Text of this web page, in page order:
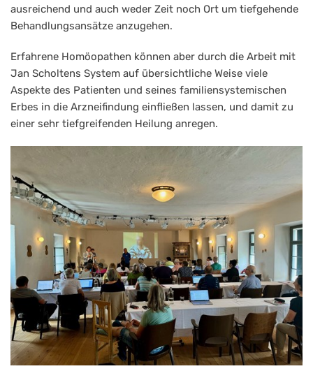
ausreichend und auch weder Zeit noch Ort um tiefgehende
Behandlungsansätze anzugehen.
Erfahrene Homöopathen können aber durch die Arbeit mit
Jan Scholtens System auf übersichtliche Weise viele
Aspekte des Patienten und seines familiensystemischen
Erbes in die Arzneifindung einfließen lassen, und damit zu
einer sehr tiefgreifenden Heilung anregen.